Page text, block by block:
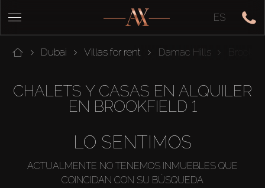
ES
Dubai Villas for rent Damac Hills
CHALETS Y CASAS EN ALQUILER
EN BROOKFIELD 1
LO SENTIMOS
ACTUALMENTE NO TENEMOS INMUEBLES QUE
COINCIDAN CON SU BÚSQUEDA